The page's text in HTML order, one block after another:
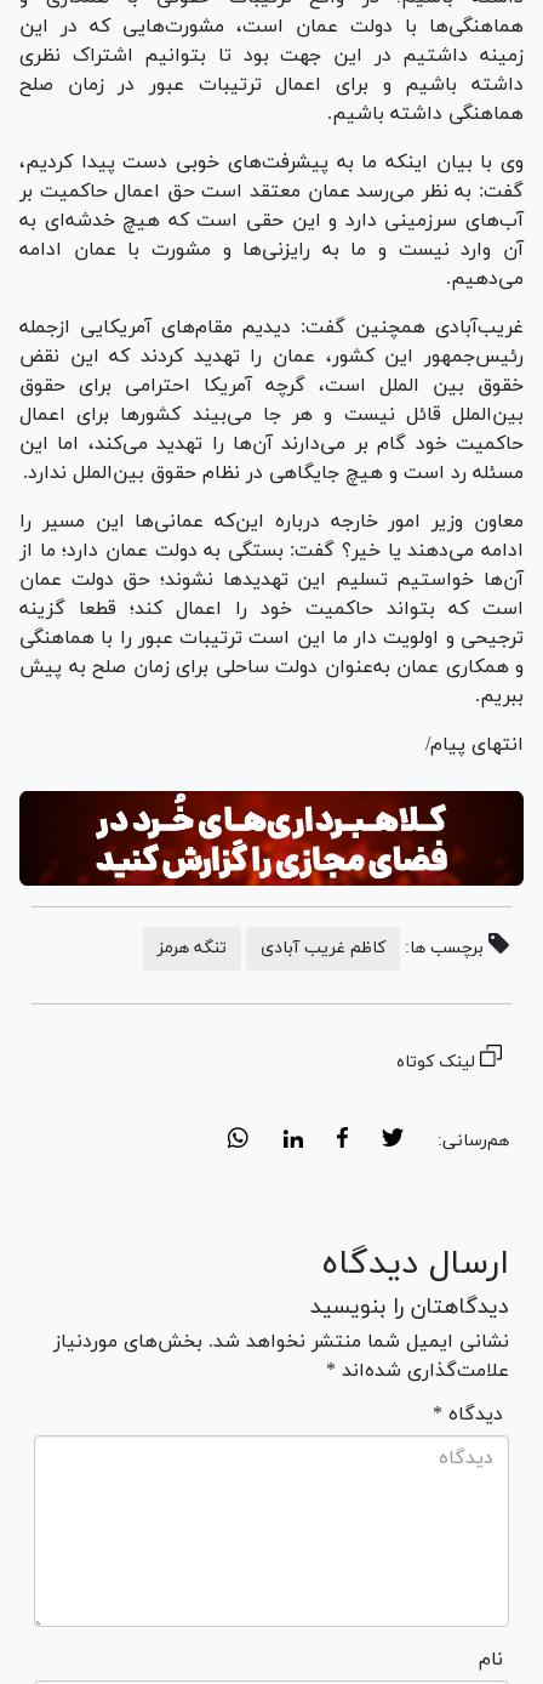
هماهنگی‌ها با دولت عمان است، مشورت‌هایی که در این
زمینه داشتیم در این جهت بود تا بتوانیم اشتراک نظری
داشته باشیم و برای اعمال ترتیبات عبور در زمان صلح
هماهنگی داشته باشیم.
وی با بیان اینکه ما به پیشرفت‌های خوبی دست پیدا کردیم،
گفت: به نظر می‌رسد عمان معتقد است حق اعمال حاکمیت بر
آب‌های سرزمینی دارد و این حقی است که هیچ خدشه‌ای به
آن وارد نیست و ما به رایزنی‌ها و مشورت با عمان ادامه
می‌دهیم.
غریب‌آبادی همچنین گفت: دیدیم مقام‌های آمریکایی ازجمله
رئیس‌جمهور این کشور، عمان را تهدید کردند که این نقض
خقوق بین الملل است، گرچه آمریکا احترامی برای حقوق
بین‌الملل قائل نیست و هر جا می‌بیند کشور‌ها برای اعمال
حاکمیت خود گام بر می‌دارند آن‌ها را تهدید می‌کند، اما این
مسئله رد است و هیچ جایگاهی در نظام حقوق بین‌الملل ندارد.
معاون وزیر امور خارجه درباره این‌که عمانی‌ها این مسیر را
ادامه می‌دهند یا خیر؟ گفت: بستگی به دولت عمان دارد؛ ما از
آن‌ها خواستیم تسلیم این تهدید‌ها نشوند؛ حق دولت عمان
است که بتواند حاکمیت خود را اعمال کند؛ قطعا گزینه
ترجیحی و اولویت دار ما این است ترتیبات عبور را با هماهنگی
و همکاری عمان به‌عنوان دولت ساحلی برای زمان صلح به پیش
ببریم.
انتهای پیام/
برچسب ها: کاظم غریب آبادی تنگه هرمز
لینک کوتاه
هم‌رسانی:
ارسال دیدگاه
دیدگاهتان را بنویسید
نشانی ایمیل شما منتشر نخواهد شد. بخش‌های موردنیاز
علامت‌گذاری شده‌اند *
* دیدگاه
نام